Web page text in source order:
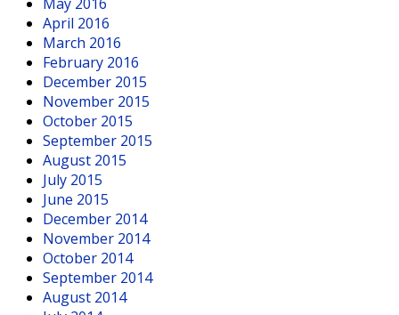
April 2016
March 2016
February 2016
December 2015
November 2015
October 2015
September 2015
August 2015
July 2015
June 2015
December 2014
November 2014
October 2014
September 2014
August 2014